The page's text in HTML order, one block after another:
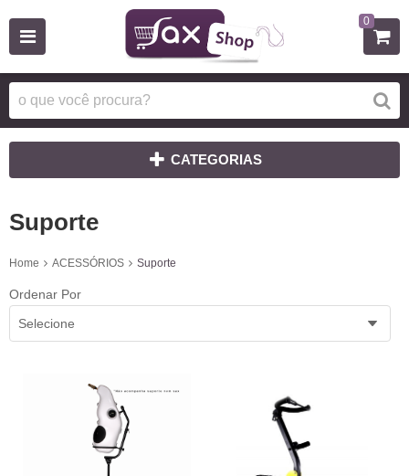
0
CATEGORIAS
Suporte
Home ACESSÓRIOS Suporte
Ordenar Por
Selecione